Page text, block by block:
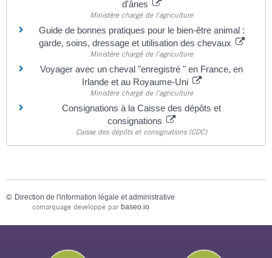
d'ânes
Ministère chargé de l'agriculture
Guide de bonnes pratiques pour le bien-être animal :
garde, soins, dressage et utilisation des chevaux
Ministère chargé de l'agriculture
Voyager avec un cheval "enregistré " en France, en
Irlande et au Royaume-Uni
Ministère chargé de l'agriculture
Consignations à la Caisse des dépôts et
consignations
Caisse des dépôts et consignations (CDC)
© Direction de l'information légale et administrative
comarquage developpé par baseo.io